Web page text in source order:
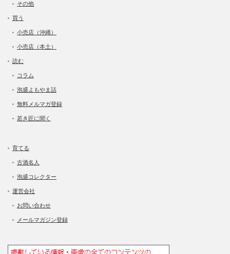
その他
買う
小売店（沖縄）
小売店（本土）
読む
コラム
泡盛よもやま話
無料メルマガ登録
若き匠に聞く
育てる
古酒名人
泡盛コレクター
運営会社
お問い合わせ
メールマガジン登録